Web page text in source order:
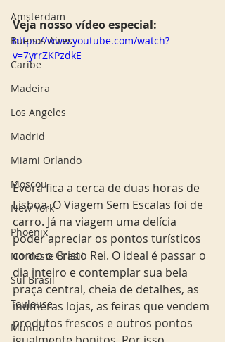
Amsterdam
Buenos Aires
Caribe
Madeira
Los Angeles
Madrid
Miami Orlando
Moscou
New York
Phoenix
Nordeste Brasil
Sul Brasil
Toulouse
Mundo
Veja nosso vídeo especial:
https://www.youtube.com/watch?
v=7yrrZKPzdkE
Évora fica a cerca de duas horas de
Lisboa. O Viagem Sem Escalas foi de
carro. Já na viagem uma delícia
poder apreciar os pontos turísticos
como o Cristo Rei. O ideal é passar o
dia inteiro e contemplar sua bela
praça central, cheia de detalhes, as
inúmeras lojas, as feiras que vendem
produtos frescos e outros pontos